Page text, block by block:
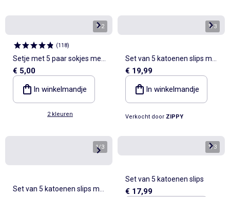
1/2
(118)
Setje met 5 paar sokjes met
ruches
€ 5,00
In winkelmandje
2 kleuren
1/3
Set van 5 katoenen slips met
Kuromi-prints
€ 19,99
In winkelmandje
Verkocht door ZIPPY
1/3
Set van 5 katoenen slips met
1/3
Set van 5 katoenen slips
€ 17,99